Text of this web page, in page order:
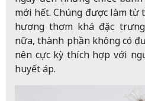
mới hết. Chúng được làm từ
hương thơm khá đặc
nữa, thành phần không có
nên cực kỳ thích hợp với
huyết áp.